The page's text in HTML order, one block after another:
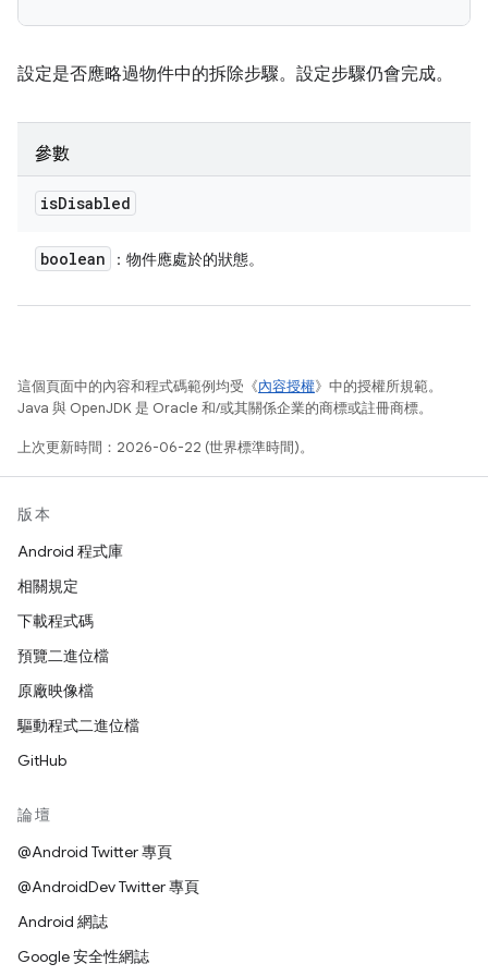
設定是否應略過物件中的拆除步驟。設定步驟仍會完成。
參數
isDisabled
boolean ：物件應處於的狀態。
這個頁面中的內容和程式碼範例均受《內容授權》中的授權所規範。
Java 與 OpenJDK 是 Oracle 和/或其關係企業的商標或註冊商標。
上次更新時間：2026-06-22 (世界標準時間)。
版本
Android 程式庫
相關規定
下載程式碼
預覽二進位檔
原廠映像檔
驅動程式二進位檔
GitHub
論壇
@Android Twitter 專頁
@AndroidDev Twitter 專頁
Android 網誌
Google 安全性網誌